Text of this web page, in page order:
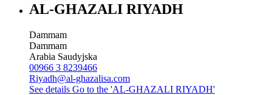
AL-GHAZALI RIYADH
Dammam
Dammam
Arabia Saudyjska
00966 3 8239466
Riyadh@al-ghazalisa.com
See details Go to the 'AL-GHAZALI RIYADH'